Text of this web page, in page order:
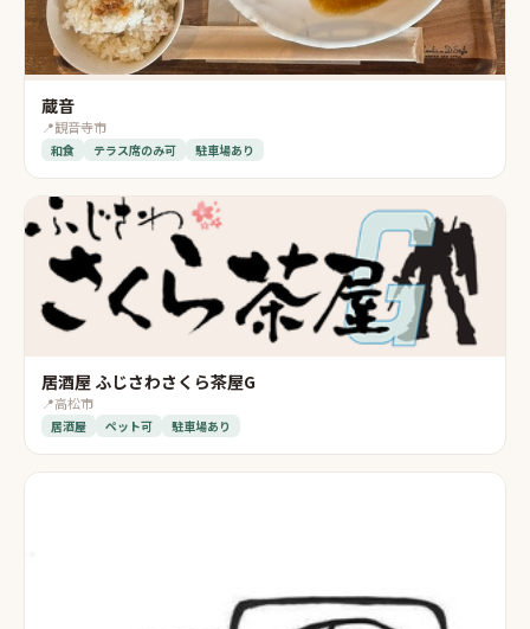
蔵音
📍観音寺市
和食 テラス席のみ可 駐車場あり
居酒屋 ふじさわさくら茶屋G
📍高松市
居酒屋 ペット可 駐車場あり